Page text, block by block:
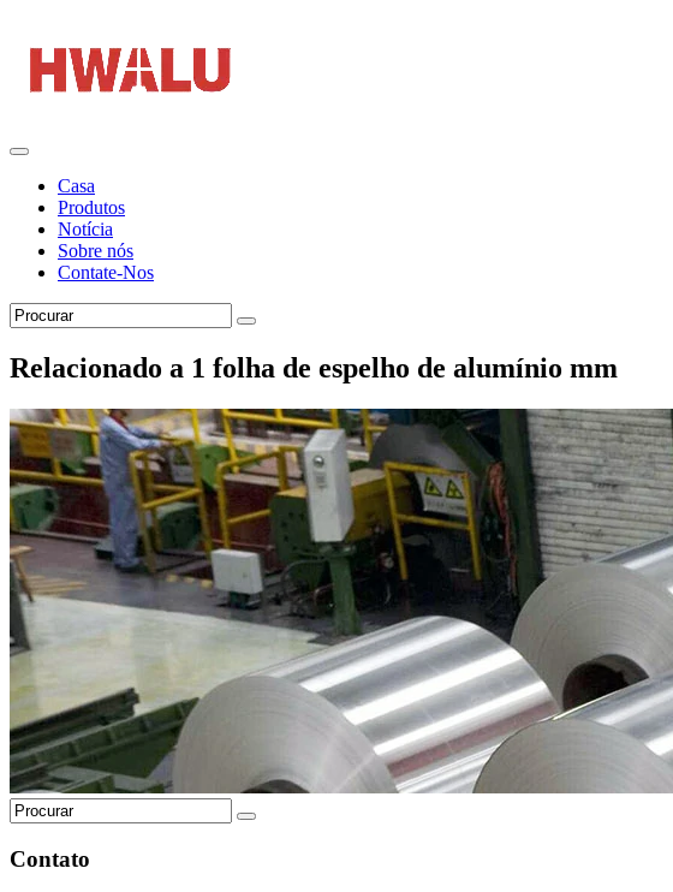
Casa
Produtos
Notícia
Sobre nós
Contate-Nos
Relacionado a 1 folha de espelho de alumínio mm
Contato